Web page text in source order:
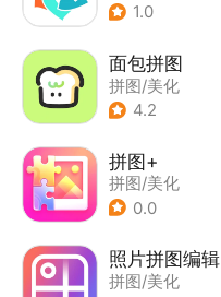
1.0
面包拼图
拼图/美化
4.2
拼图+
拼图/美化
0.0
照片拼图编辑
拼图/美化